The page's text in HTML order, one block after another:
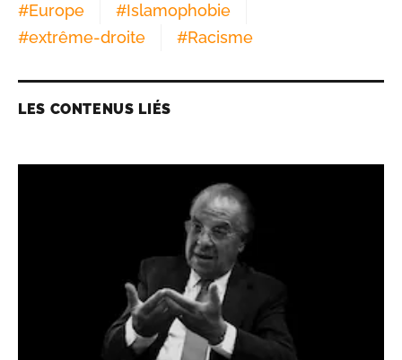
#Europe #Islamophobie
#extrême-droite #Racisme
LES CONTENUS LIÉS